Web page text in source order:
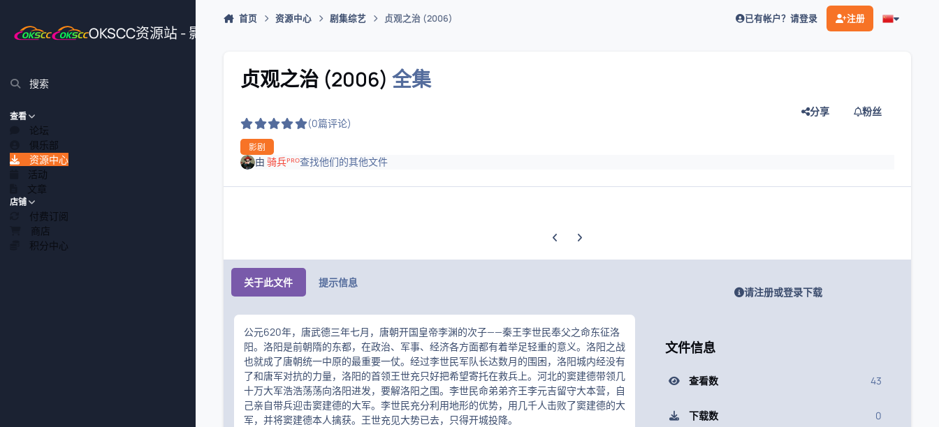
OKSCC资源站 - 影视、游戏、源码插件综合下载平台
搜索
查看
论坛
俱乐部
资源中心
活动
文章
店铺
付费订阅
商店
积分中心
首页 资源中心 剧集综艺 贞观之治 (2006) 已有帐户？请登录 注册
贞观之治 (2006) 全集
(0篇评论)
影剧
分享 粉丝
由 骑兵ᴾᴿᴼ查找他们的其他文件
上一张轮播幻灯片
下一张轮播幻灯片
关于此文件 提示信息
公元620年，唐武德三年七月，唐朝开国皇帝李渊的次子——秦王李世民奉父之命东征洛
阳。洛阳是前朝隋的东都，在政治、军事、经济各方面都有着举足轻重的意义。洛阳之战
也就成了唐朝统一中原的最重要一仗。经过李世民军队长达数月的围困，洛阳城内经没有
了和唐军对抗的力量，洛阳的首领王世充只好把希望寄托在救兵上。河北的窦建德带领几
十万大军浩浩荡荡向洛阳进发，要解洛阳之围。李世民命弟弟齐王李元吉留守大本营，自
己亲自带兵迎击窦建德的大军。李世民充分利用地形的优势，用几千人击败了窦建德的大
军，并将窦建德本人擒获。王世充见大势已去，只得开城投降。
请注册或登录下载
文件信息
查看数 43
下载数 0